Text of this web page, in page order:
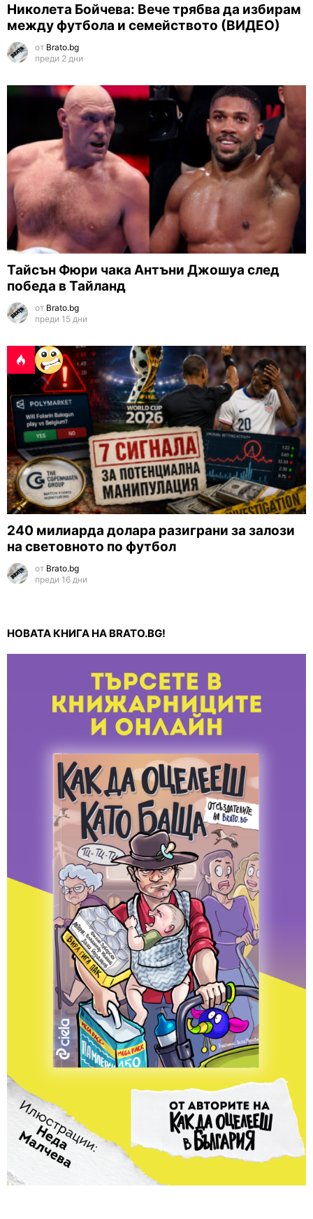
Николета Бойчева: Вече трябва да избирам
между футбола и семейството (ВИДЕО)
от Brato.bg
преди 2 дни
Тайсън Фюри чака Антъни Джошуа след
победа в Тайланд
от Brato.bg
преди 15 дни
240 милиарда долара разиграни за залози
на световното по футбол
от Brato.bg
преди 16 дни
НОВАТА КНИГА НА BRATO.BG!